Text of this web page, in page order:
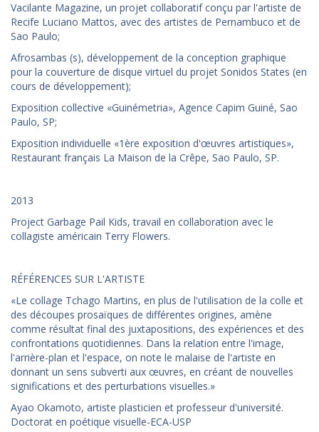
Vacilante Magazine, un projet collaboratif conçu par l'artiste de
Recife Luciano Mattos, avec des artistes de Pernambuco et de
Sao Paulo;
Afrosambas (s), développement de la conception graphique
pour la couverture de disque virtuel du projet Sonidos States (en
cours de développement);
Exposition collective «Guinémetria», Agence Capim Guiné, Sao
Paulo, SP;
Exposition individuelle «1ère exposition d'œuvres artistiques»,
Restaurant français La Maison de la Crêpe, Sao Paulo, SP.
2013
Project Garbage Pail Kids, travail en collaboration avec le
collagiste américain Terry Flowers.
RÉFÉRENCES SUR L'ARTISTE
«Le collage Tchago Martins, en plus de l'utilisation de la colle et
des découpes prosaïques de différentes origines, amène
comme résultat final des juxtapositions, des expériences et des
confrontations quotidiennes. Dans la relation entre l'image,
l'arrière-plan et l'espace, on note le malaise de l'artiste en
donnant un sens subverti aux œuvres, en créant de nouvelles
significations et des perturbations visuelles.»
Ayao Okamoto, artiste plasticien et professeur d'université.
Doctorat en poétique visuelle-ECA-USP